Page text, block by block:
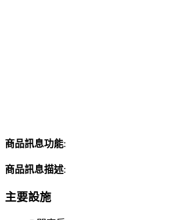
商品訊息功能:
商品訊息描述:
主要設施